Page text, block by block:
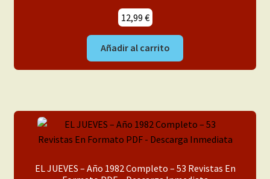
12,99 €
Añadir al carrito
EL JUEVES – Año 1982 Completo – 53 Revistas En